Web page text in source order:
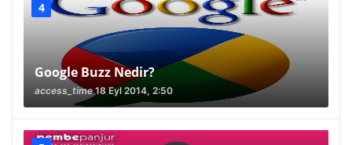
Google Buzz Nedir?
access_time18 Eyl 2014, 2:50